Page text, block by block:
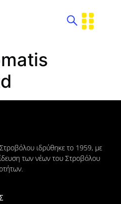
ιδρύθηκε το 1959, με
των νέων του Στροβόλου